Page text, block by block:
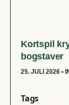
Kortspil
bogstaver
25. JULI 2026
Tags